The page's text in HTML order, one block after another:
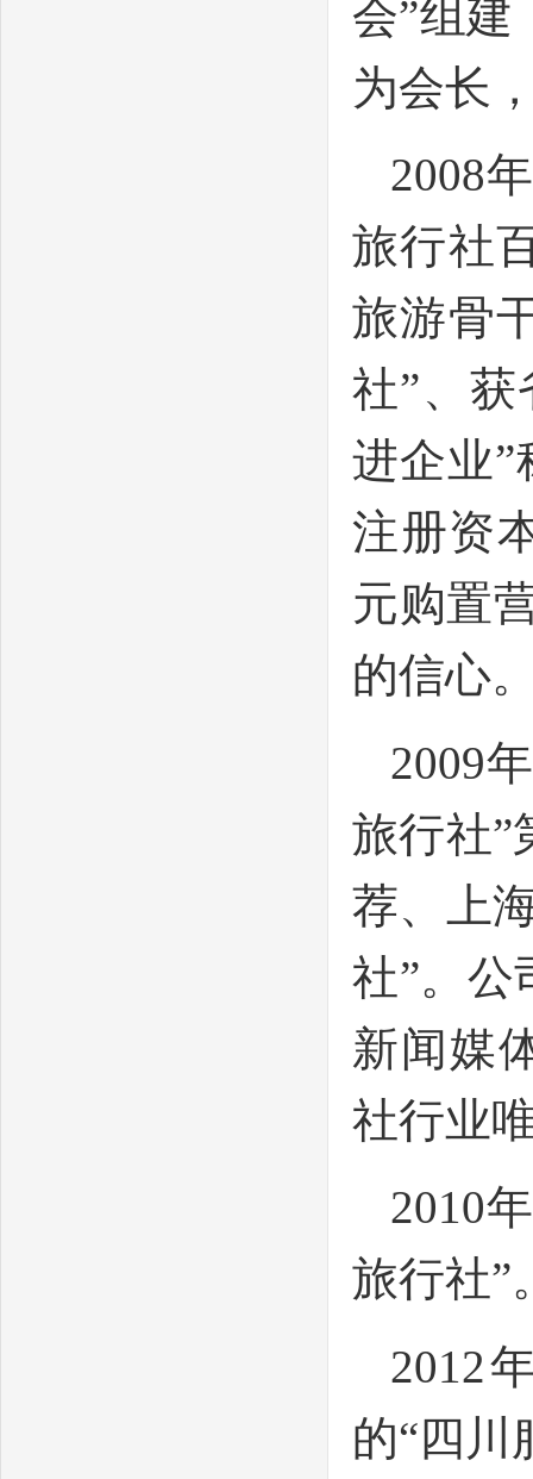
会”组建
为会长
2008
旅行社
旅游骨
社”、
进企业”
注册资
元购置
的信心
2009
旅行社”
荐、上
社”。公
新闻媒
社行业
2010
旅行社”
2012
的“四川